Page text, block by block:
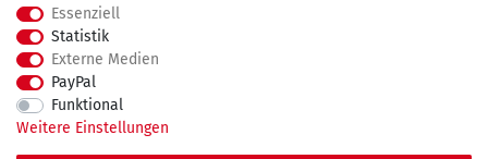
Impressum
Vertrag widerrufen
Essenziell
Statistik
Externe Medien
PayPal
Funktional
Weitere Einstellungen